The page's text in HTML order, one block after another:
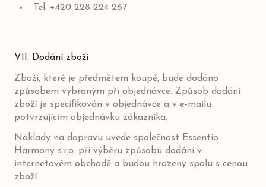
Tel: +420 228 224 267
VII. Dodání zboží
Zboží, které je předmětem koupě, bude dodáno
způsobem vybraným při objednávce. Způsob dodání
zboží je specifikován v objednávce a v e-mailu
potvrzujícím objednávku zákazníka.
Náklady na dopravu uvede společnost Essentio
Harmony s.r.o. při výběru způsobu dodání v
internetovém obchodě a budou hrazeny spolu s cenou
zboží.